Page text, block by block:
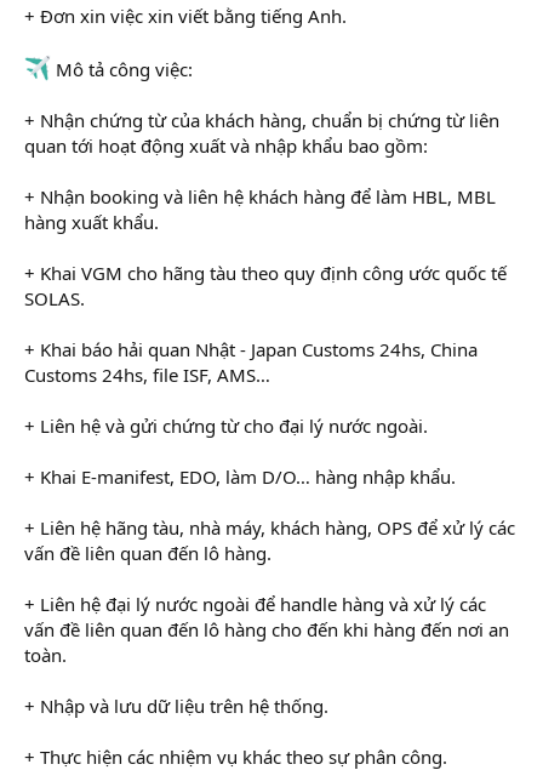
+ Đơn xin việc xin viết bằng tiếng Anh.
Mô tả công việc:
+ Nhận chứng từ của khách hàng, chuẩn bị chứng từ liên
quan tới hoạt động xuất và nhập khẩu bao gồm:
+ Nhận booking và liên hệ khách hàng để làm HBL, MBL
hàng xuất khẩu.
+ Khai VGM cho hãng tàu theo quy định công ước quốc tế
SOLAS.
+ Khai báo hải quan Nhật - Japan Customs 24hs, China
Customs 24hs, file ISF, AMS…
+ Liên hệ và gửi chứng từ cho đại lý nước ngoài.
+ Khai E-manifest, EDO, làm D/O… hàng nhập khẩu.
+ Liên hệ hãng tàu, nhà máy, khách hàng, OPS để xử lý các
vấn đề liên quan đến lô hàng.
+ Liên hệ đại lý nước ngoài để handle hàng và xử lý các
vấn đề liên quan đến lô hàng cho đến khi hàng đến nơi an
toàn.
+ Nhập và lưu dữ liệu trên hệ thống.
+ Thực hiện các nhiệm vụ khác theo sự phân công.